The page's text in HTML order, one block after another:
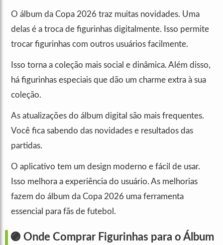
O álbum da Copa 2026 traz muitas novidades. Uma
delas é a troca de figurinhas digitalmente. Isso permite
trocar figurinhas com outros usuários facilmente.
Isso torna a coleção mais social e dinâmica. Além disso,
há figurinhas especiais que dão um charme extra à sua
coleção.
As atualizações do álbum digital são mais frequentes.
Você fica sabendo das novidades e resultados das
partidas.
O aplicativo tem um design moderno e fácil de usar.
Isso melhora a experiência do usuário. As melhorias
fazem do álbum da Copa 2026 uma ferramenta
essencial para fãs de futebol.
🟣 Onde Comprar Figurinhas para o Álbum